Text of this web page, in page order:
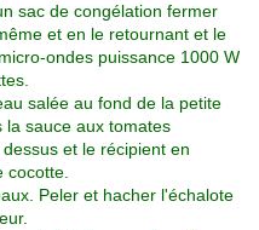
sac de congélation fermer
et en le retournant et le
ondes puissance 1000 W
salée au fond de la petite
la sauce aux tomates
et le récipient en
cocotte.
Peler et hacher l'échalote
.